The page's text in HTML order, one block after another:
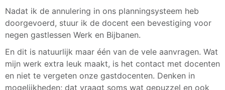
Nadat ik de annulering in ons planningsysteem heb
doorgevoerd, stuur ik de docent een bevestiging voor
negen gastlessen Werk en Bijbanen.
En dit is natuurlijk maar één van de vele aanvragen. Wat
mijn werk extra leuk maakt, is het contact met docenten
en niet te vergeten onze gastdocenten. Denken in
mogelijkheden; dat vraagt soms wat gepuzzel en ook